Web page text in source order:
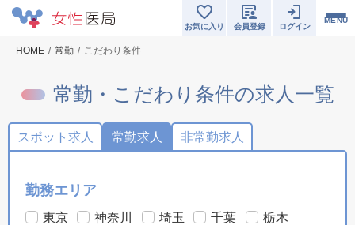
MENU
お気に入り 会員登録 ログイン
HOME 常勤 こだわり条件
常勤・こだわり条件の求人一覧
スポット求人 常勤求人 非常勤求人
勤務エリア
東京 神奈川 埼玉 千葉
栃木